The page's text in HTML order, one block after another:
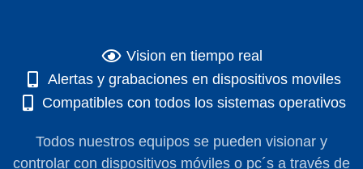
Vision en tiempo real
Alertas y grabaciones en dispositivos moviles
Compatibles con todos los sistemas operativos
Todos nuestros equipos se pueden visionar y
controlar con dispositivos móviles o pc´s a través de